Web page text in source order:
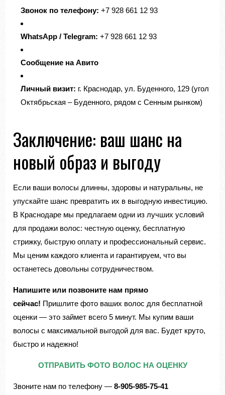
Звонок по телефону: +7 928 661 12 93
WhatsApp / Telegram: +7 928 661 12 93
Сообщение на Авито
Личный визит: г. Краснодар, ул. Буденного, 129 (угол
Октябрьская – Буденного, рядом с Сенным рынком)
Заключение: ваш шанс на
новый образ и выгоду
Если ваши волосы длинны, здоровы и натуральны, не
упускайте шанс превратить их в выгодную инвестицию.
В Краснодаре мы предлагаем одни из лучших условий
для продажи волос: честную оценку, бесплатную
стрижку, быструю оплату и профессиональный сервис.
Мы ценим каждого клиента и гарантируем, что вы
останетесь довольны сотрудничеством.
Напишите или позвоните нам прямо
сейчас! Пришлите фото ваших волос для бесплатной
оценки — это займет всего 5 минут. Мы купим ваши
волосы с максимальной выгодой для вас. Будет круто,
быстро и надежно!
ОТПРАВИТЬ ФОТО ВОЛОС НА ОЦЕНКУ
Звоните нам по телефону —8-905-985-75-41